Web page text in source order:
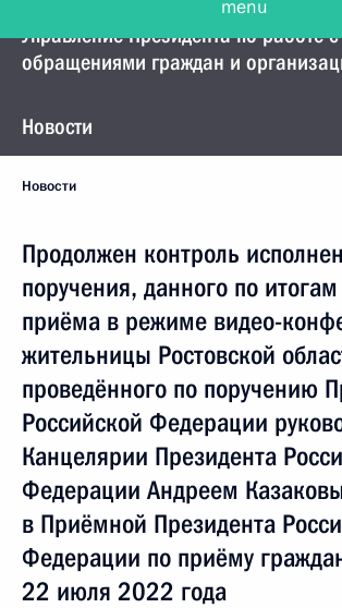
Управление Президента по работе с
обращениями граждан и
Новости
Новости
Продолжен контроль
поручения, данного по
приёма в режиме видео-
жительницы Ростовской
проведённого по поручению
Российской Федерации
Канцелярии Президента
Федерации Андреем
в Приёмной Президента
Федерации по приёму
22 июля 2022 года